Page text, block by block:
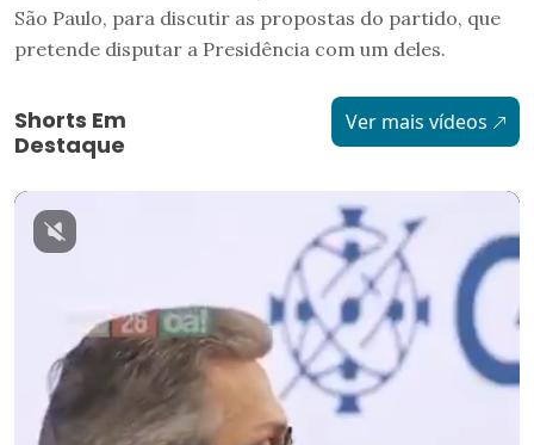
São Paulo, para discutir as propostas do partido, que
pretende disputar a Presidência com um deles.
Shorts Em
Destaque
Ver mais vídeos